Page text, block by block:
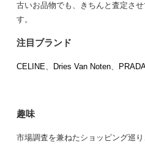
古いお品物でも、きちんと査定さ
す。
注目ブランド
CELINE、 Dries Van Noten、
趣味
市場調査を兼ねたショッピング巡